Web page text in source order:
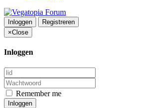
Inloggen
Registreren
×Close
Inloggen
Remember me
Inloggen